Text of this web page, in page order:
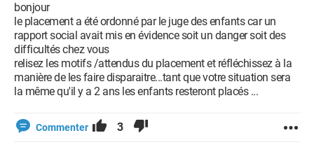
bonjour
le placement a été ordonné par le juge des enfants car un
rapport social avait mis en évidence soit un danger soit des
difficultés chez vous
relisez les motifs /attendus du placement et réfléchissez à la
manière de les faire disparaitre...tant que votre situation sera
la même qu'il y a 2 ans les enfants resteront placés ...
Commenter 3